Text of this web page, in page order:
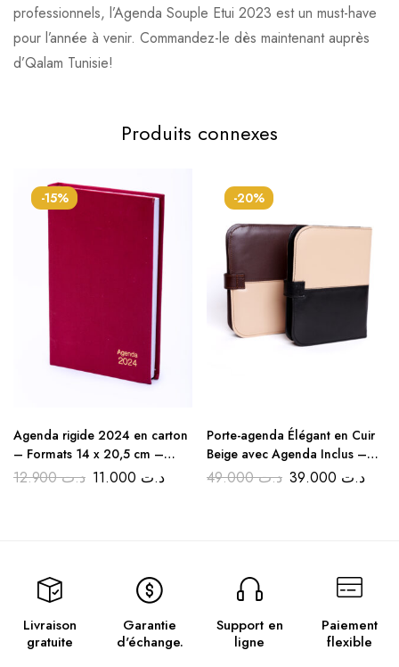
professionnels, l’Agenda Souple Etui 2023 est un must-have
pour l’année à venir. Commandez-le dès maintenant auprès
d’Qalam Tunisie!
Produits connexes
-15%
Agenda rigide 2024 en carton
– Formats 14 x 20,5 cm –
Choix de couleurs – Papeterie
د.ت12.900 د.ت
-20%
Porte-agenda Élégant en Cuir
Beige avec Agenda Inclus –
Noir et Marron
د.ت49.000 د.ت
Livraison
gratuite
Garantie
d'échange.
Support en
ligne
Paiement
flexible